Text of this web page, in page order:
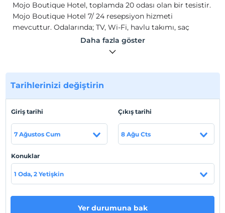
Mojo Boutique Hotel, toplamda 20 odası olan bir tesistir.
Mojo Boutique Hotel 7/ 24 resepsiyon hizmeti
mevcuttur. Odalarında; TV, Wi-Fi, havlu takımı, saç
kurutma makinesi mevcuttur.
Kaş Merkez'e 34 dk. yürüme mesafededir.
Sahil
Plaja 18 dk. yürüme mesafesindedir.
Haritada Göster
Otel koşulları
Check/in
En erken saat 14:00 ve sonrası
Daha fazla göster
Tarihlerinizi değiştirin
Giriş tarihi
7 Ağustos Cum
Çıkış tarihi
8 Ağu Cts
Konuklar
1 Oda, 2 Yetişkin
Yer durumuna bak